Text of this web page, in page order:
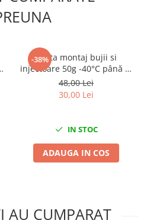
-38%
Pasta montaj bujii si
injectoare 50g -40°C până la
1400°C
48,00 Lei
30,00 Lei
IN STOC
ADAUGA IN COS
AU CUMPARAT